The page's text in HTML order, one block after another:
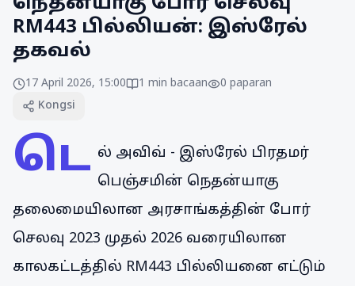
RM443 பில்லியன்: இஸ்ரேல்
தகவல்
17 April 2026, 15:00 1 min bacaan 0 paparan
Kongsi
டெ ல் அவிவ் - இஸ்ரேல் பிரதமர்
பெஞ்சமின் நெதன்யாகு
தலைமையிலான அரசாங்கத்தின் போர்
செலவு 2023 முதல் 2026 வரையிலான
காலகட்டத்தில் RM443 பில்லியனை எட்டும்